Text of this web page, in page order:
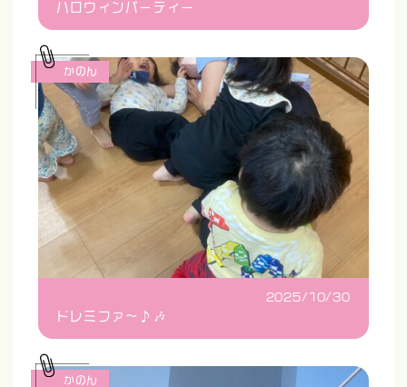
ハロウィンパーティー
2025/10/30
ドレミファ〜♪🎶
かのん
かのん